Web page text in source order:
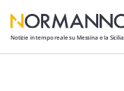
Notizie in tempo reale su Messina e la Sicilia